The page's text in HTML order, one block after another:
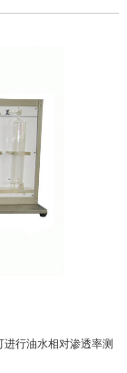
行油水相对渗透率测